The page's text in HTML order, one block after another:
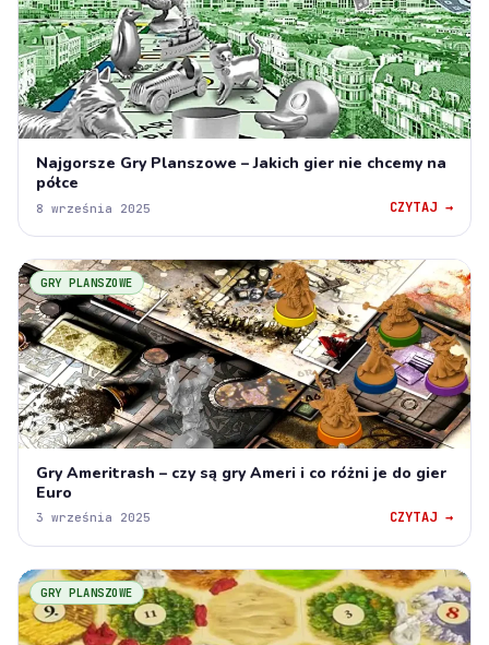
Najgorsze Gry Planszowe – Jakich gier nie chcemy na
półce
8 września 2025 CZYTAJ →
GRY PLANSZOWE
Gry Ameritrash – czy są gry Ameri i co różni je do gier
Euro
3 września 2025 CZYTAJ →
GRY PLANSZOWE